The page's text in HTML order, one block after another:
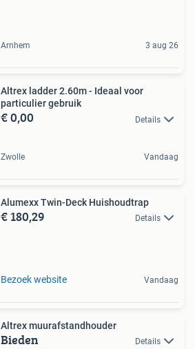
Arnhem 3 aug 26
Altrex ladder 2.60m - Ideaal voor
particulier gebruik
€ 0,00 Details
Zwolle Vandaag
Alumexx Twin-Deck Huishoudtrap
€ 180,29 Details
Bezoek website Vandaag
Altrex muurafstandhouder
Bieden Details